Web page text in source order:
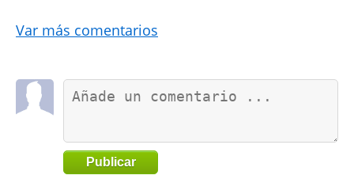
Var más comentarios
Publicar